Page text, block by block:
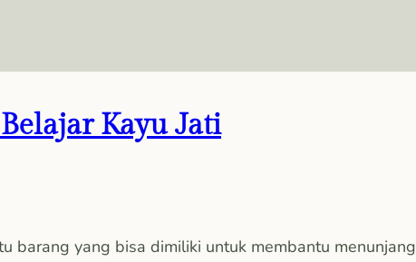
Kayu Jati
barang yang bisa dimiliki untuk membantu menunjang